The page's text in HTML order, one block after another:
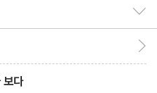
기로
보다